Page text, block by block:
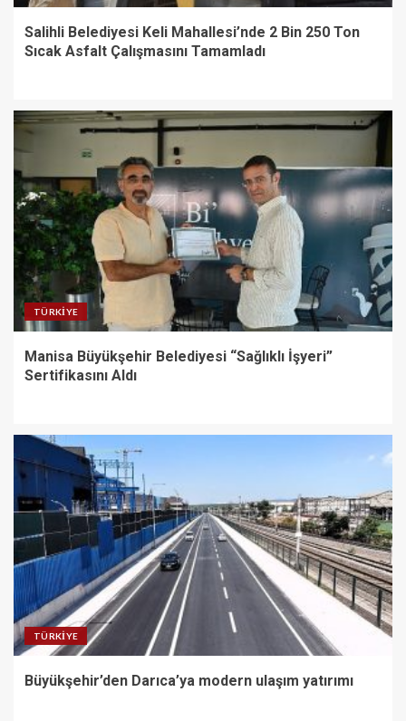
Salihli Belediyesi Keli Mahallesi’nde 2 Bin 250 Ton
Sıcak Asfalt Çalışmasını Tamamladı
TÜRKIYE
Manisa Büyükşehir Belediyesi “Sağlıklı İşyeri”
Sertifikasını Aldı
TÜRKIYE
Büyükşehir’den Darıca’ya modern ulaşım yatırımı